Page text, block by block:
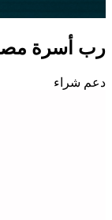
رب أسرة
دعم شراء